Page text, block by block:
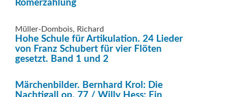
Romerzählung
Müller-Dombois, Richard
Hohe Schule für Artikulation. 24 Lieder
von Franz Schubert für vier Flöten
gesetzt. Band 1 und 2
Märchenbilder. Bernhard Krol: Die